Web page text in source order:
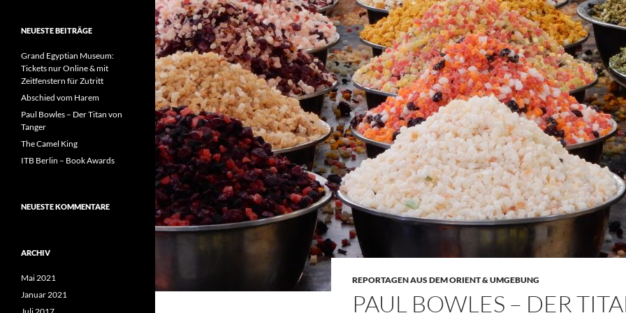
REPORTAGEN AUS DEM ORIENT & UMGEBUNG
PAUL BOWLES – DER
NEUESTE BEITRÄGE
Grand Egyptian Museum:
Tickets nur Online & mit
Zeitfenstern für Zutritt
Abschied vom Harem
Paul Bowles – Der Titan von
Tanger
The Camel King
ITB Berlin – Book Awards
NEUESTE KOMMENTARE
ARCHIV
Mai 2021
Januar 2021